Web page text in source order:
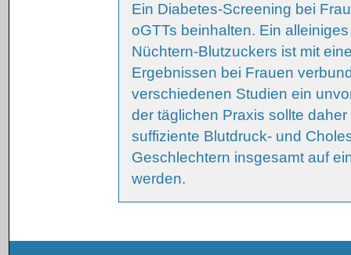
Ein Diabetes-Screening bei
oGTTs beinhalten. Ein
Nüchtern-Blutzuckers ist mit
Ergebnissen bei Frauen
verschiedenen Studien ein
der täglichen Praxis sollte
suffiziente Blutdruck- und
Geschlechtern insgesamt auf
werden.